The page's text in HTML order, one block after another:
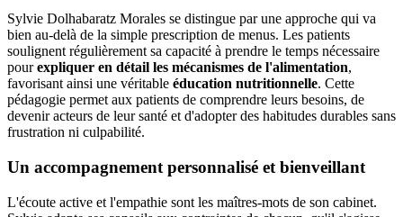
Sylvie Dolhabaratz Morales se distingue par une approche qui va
bien au-delà de la simple prescription de menus. Les patients
soulignent régulièrement sa capacité à prendre le temps nécessaire
pourexpliquer en détail les mécanismes de l'alimentation,
favorisant ainsi une véritable éducation nutritionnelle. Cette
pédagogie permet aux patients de comprendre leurs besoins, de
devenir acteurs de leur santé et d'adopter des habitudes durables sans
frustration ni culpabilité.
Un accompagnement personnalisé et bienveillant
L'écoute active et l'empathie sont les maîtres-mots de son cabinet.